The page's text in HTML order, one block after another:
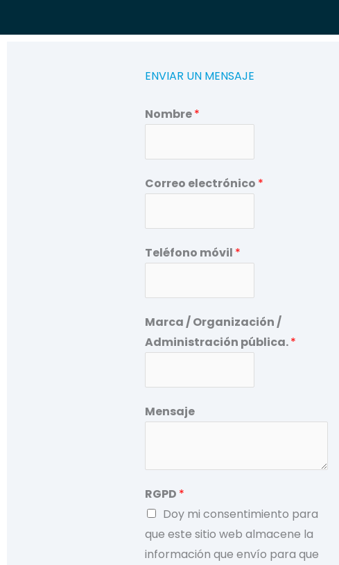
ENVIAR UN MENSAJE
Nombre*
Correo electrónico *
Teléfono móvil *
Marca / Organización /
Administración pública.*
Mensaje
RGPD *
Doy mi consentimiento para
que este sitio web almacene la
información que envío para que